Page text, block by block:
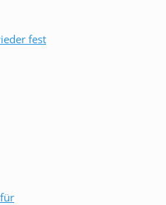
fest